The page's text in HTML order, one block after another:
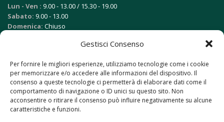
Gestisci Consenso
Per fornire le migliori esperienze, utilizziamo tecnologie come i cookie
per memorizzare e/o accedere alle informazioni del dispositivo. Il
consenso a queste tecnologie ci permetterà di elaborare dati come il
comportamento di navigazione o ID unici su questo sito. Non
acconsentire o ritirare il consenso può influire negativamente su alcune
caratteristiche e funzioni.
Lun - Ven : 9.00 - 13.00 / 15.30 - 19.00
Sabato: 9.00 - 13.00
Domenica: Chiuso
Vuoi vendere la tua auto?
Quali sono i vantaggi del noleggio lungo termine?
Come posso finanziare l'auto?